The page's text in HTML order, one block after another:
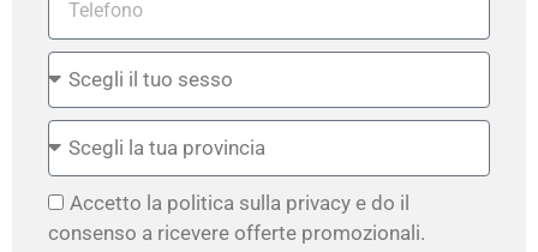
Accetto la politica sulla privacy e do il
consenso a ricevere offerte promozionali.